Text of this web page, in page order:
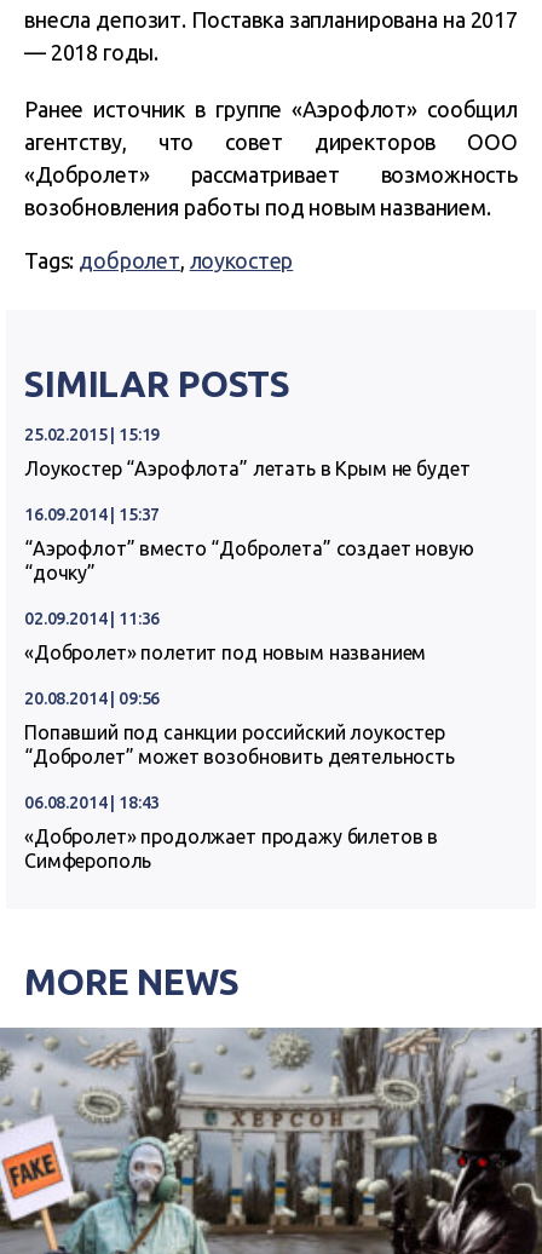
внесла депозит. Поставка запланирована на 2017
— 2018 годы.
Ранее источник в группе «Аэрофлот» сообщил
агентству, что совет директоров ООО
«Добролет» рассматривает возможность
возобновления работы под новым названием.
Tags: добролет, лоукостер
SIMILAR POSTS
25.02.2015 | 15:19
Лоукостер “Аэрофлота” летать в Крым не будет
16.09.2014 | 15:37
“Аэрофлот” вместо “Добролета” создает новую
“дочку”
02.09.2014 | 11:36
«Добролет» полетит под новым названием
20.08.2014 | 09:56
Попавший под санкции российский лоукостер
“Добролет” может возобновить деятельность
06.08.2014 | 18:43
«Добролет» продолжает продажу билетов в
Симферополь
MORE NEWS